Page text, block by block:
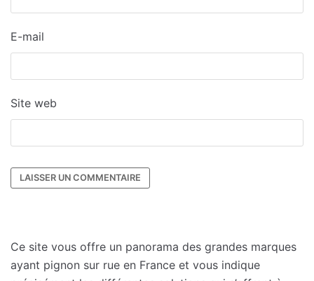
E-mail
Site web
Ce site vous offre un panorama des grandes marques
ayant pignon sur rue en France et vous indique